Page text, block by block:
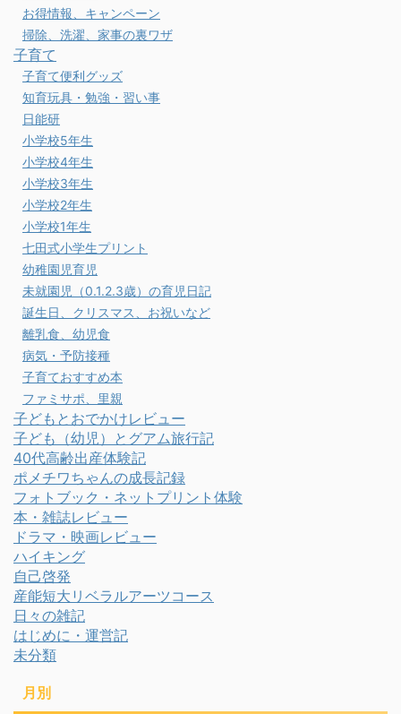
お得情報、キャンペーン
掃除、洗濯、家事の裏ワザ
子育て
子育て便利グッズ
知育玩具・勉強・習い事
日能研
小学校5年生
小学校4年生
小学校3年生
小学校2年生
小学校1年生
七田式小学生プリント
幼稚園児育児
未就園児（0.1.2.3歳）の育児日記
誕生日、クリスマス、お祝いなど
離乳食、幼児食
病気・予防接種
子育ておすすめ本
ファミサポ、里親
子どもとおでかけレビュー
子ども（幼児）とグアム旅行記
40代高齢出産体験記
ポメチワちゃんの成長記録
フォトブック・ネットプリント体験
本・雑誌レビュー
ドラマ・映画レビュー
ハイキング
自己啓発
産能短大リベラルアーツコース
日々の雑記
はじめに・運営記
未分類
月別